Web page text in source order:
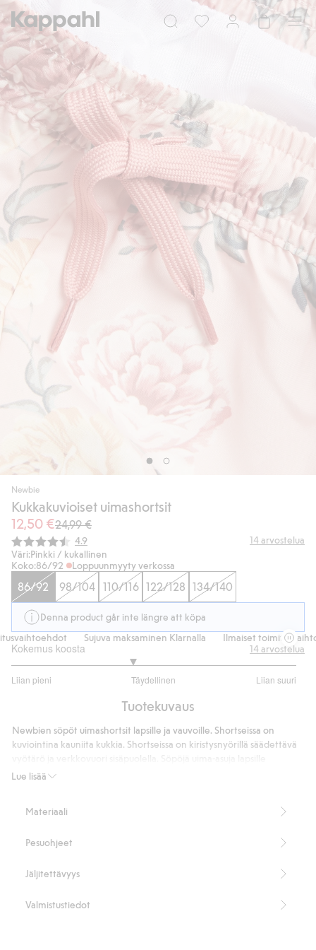
Newbie
Kukkakuvioiset uimashortsit
12,50 €24,99 €
Keskimääräinen luokitus:
4.9 14arvostelua
Väri:Pinkki / kukallinen
Koko:86/92 Loppuunmyyty verkossa
86/92 98/104 110/116 122/128 134/140
Denna product går inte längre att köpa
Sujuva maksaminen Klarnalla Ilmaiset
Kokemus koosta
Liian pieni Täydellinen Liian suuri
/
ääneen
14arvostelua
Tuotekuvaus
Lue lisää
Newbien söpöt uimashortsit lapsille ja vauvoille. Shortseissa on
kuviointina kauniita kukkia. Shortseissa on kiristysnyörillä säädettävä
leikkipäiviin rannalle.
Kierrätettyä polyesteria sisältävä sekoitekangas
Materiaali
Pesuohjeet
Jäljitettävyys
Valmistustiedot